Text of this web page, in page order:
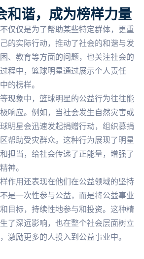
和谐，成为榜样力量
仅仅是为了帮助某些特定群体，更重
的实际行动，推动了社会的和谐与发
、教育等方面的问题，也关注社会的
程中，篮球明星通过展示个人责任
的榜样。
现象中，篮球明星的公益行为往往能
响应。例如，当社会发生自然灾害或
明星会迅速发起捐赠行动，组织募捐
帮助受灾群众。这种行为展现了明星
担当，给社会传递了正能量，增强了
神。
作用还表现在他们在公益领域的坚持
是一次性参与公益，而是将公益事业
目标，持续性地参与和投资。这种精
了深远影响，也在整个社会层面树立
激励更多的人投入到公益事业中。